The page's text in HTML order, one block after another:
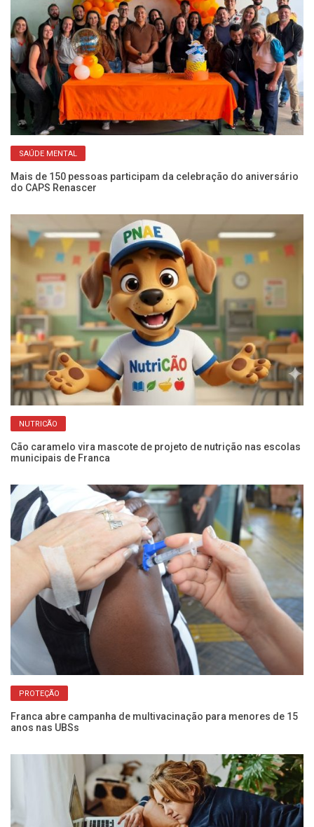
SAÚDE MENTAL
Mais de 150 pessoas participam da celebração do aniversário
do CAPS Renascer
NUTRICÃO
Cão caramelo vira mascote de projeto de nutrição nas escolas
municipais de Franca
PROTEÇÃO
Franca abre campanha de multivacinação para menores de 15
anos nas UBSs